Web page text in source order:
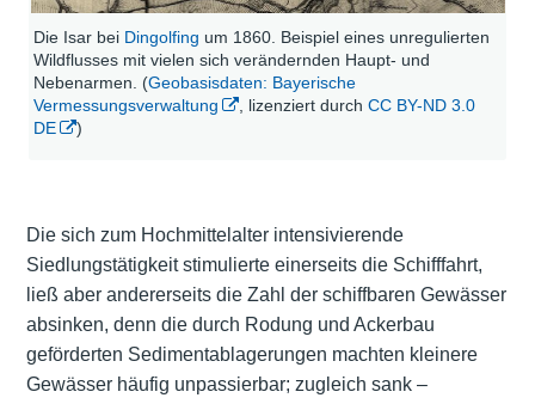
Die Isar bei Dingolfing um 1860. Beispiel eines unregulierten
Wildflusses mit vielen sich verändernden Haupt- und
Nebenarmen. (Geobasisdaten: Bayerische
Vermessungsverwaltung
, lizenziert durchCC BY-ND 3.0
DE
)
Die sich zum Hochmittelalter intensivierende
Siedlungstätigkeit stimulierte einerseits die Schifffahrt,
ließ aber andererseits die Zahl der schiffbaren Gewässer
absinken, denn die durch Rodung und Ackerbau
geförderten Sedimentablagerungen machten kleinere
Gewässer häufig unpassierbar; zugleich sank –